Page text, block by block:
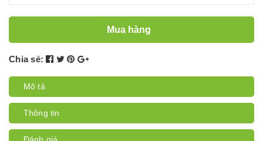
Mua hàng
Chia sẻ:
Mô tả
Thông tin